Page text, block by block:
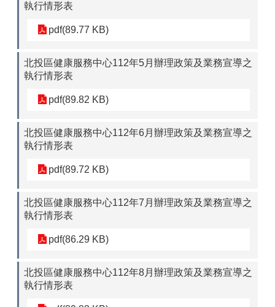
執行情形表
pdf(89.77 KB)
北投區健康服務中心112年5月辦理政策及業務宣導之
執行情形表
pdf(89.82 KB)
北投區健康服務中心112年6月辦理政策及業務宣導之
執行情形表
pdf(89.72 KB)
北投區健康服務中心112年7月辦理政策及業務宣導之
執行情形表
pdf(86.29 KB)
北投區健康服務中心112年8月辦理政策及業務宣導之
執行情形表